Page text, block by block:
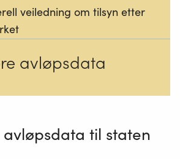
veiledning om tilsyn etter
avløpsdata
til staten